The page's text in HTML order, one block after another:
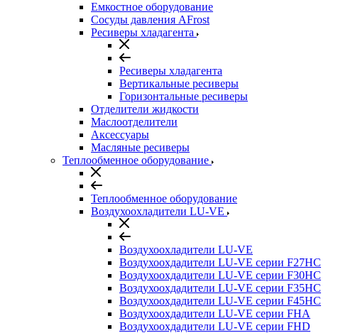
Емкостное оборудование
Сосуды давления AFrost
Ресиверы хладагента
Ресиверы хладагента
Вертикальные ресиверы
Горизонтальные ресиверы
Отделители жидкости
Маслоотделители
Аксессуары
Масляные ресиверы
Теплообменное оборудование
Теплообменное оборудование
Воздухоохладители LU-VE
Воздухоохладители LU-VE
Воздухоохдадители LU-VE серии F27HC
Воздухоохдадители LU-VE серии F30HC
Воздухоохдадители LU-VE серии F35HC
Воздухоохдадители LU-VE серии F45HC
Воздухоохдадители LU-VE серии FHA
Воздухоохдадители LU-VE серии FHD